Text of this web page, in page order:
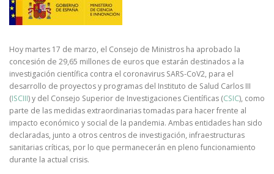
Hoy martes 17 de marzo, el Consejo de Ministros ha aprobado la
concesión de 29,65 millones de euros que estarán destinados a la
investigación científica contra el coronavirus SARS-CoV2, para el
desarrollo de proyectos y programas del Instituto de Salud Carlos III
(ISCIII) y del Consejo Superior de Investigaciones Científicas (CSIC), como
parte de las medidas extraordinarias tomadas para hacer frente al
impacto económico y social de la pandemia. Ambas entidades han sido
declaradas, junto a otros centros de investigación, infraestructuras
sanitarias críticas, por lo que permanecerán en pleno funcionamiento
durante la actual crisis.